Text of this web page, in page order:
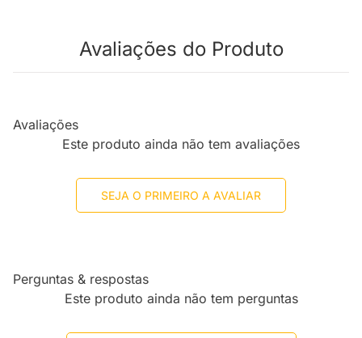
Avaliações do Produto
Avaliações
Este produto ainda não tem avaliações
SEJA O PRIMEIRO A AVALIAR
Perguntas & respostas
Este produto ainda não tem perguntas